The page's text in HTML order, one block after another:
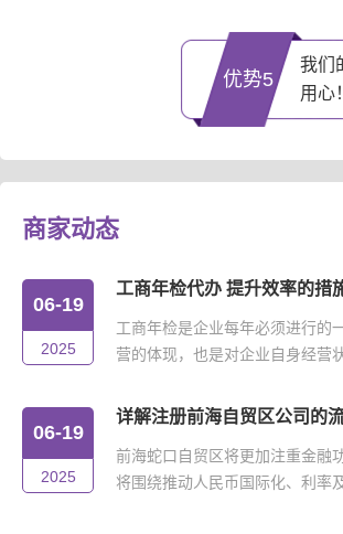
优势5
我们
用心！
商家动态
06-19
2025
工商年检代办 提升效率的措
工商年检是企业每年必须进行的
营的体现，也是对企业自身经营
06-19
2025
详解注册前海自贸区公司的
前海蛇口自贸区将更加注重金融
将围绕推动人民币国际化、利率